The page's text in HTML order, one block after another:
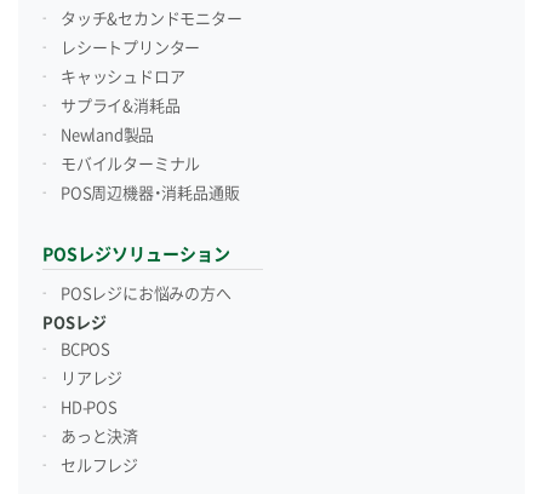
タッチ&セカンドモニター
レシートプリンター
キャッシュドロア
サプライ&消耗品
Newland製品
モバイルターミナル
POS周辺機器・消耗品通販
POSレジソリューション
POSレジにお悩みの方へ
POSレジ
BCPOS
リアレジ
HD-POS
あっと決済
セルフレジ